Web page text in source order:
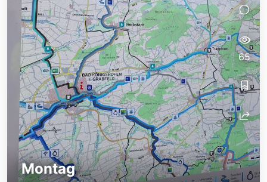
Montag
65